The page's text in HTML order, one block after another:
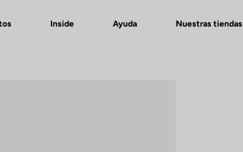
Inside Ayuda Nuestras tiendas